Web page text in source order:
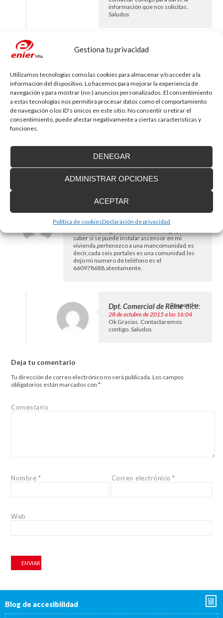
Gestiona tu privacidad
Utilizamos tecnologías como las cookies para almacenar y/o acceder a la
información del dispositivo. Lo hacemos para mejorar la experiencia de
navegación y para mostrar (no-) anuncios personalizados. El consentimiento
a estas tecnologías nos permitirá procesar datos como el comportamiento
de navegación o los ID's únicos en este sitio. No consentir o retirar el
consentimiento, puede afectar negativamente a ciertas características y
funciones.
ACEPTAR
DENEGAR
ADMINISTRAR OPCIONES
Política de cookiesDeclaración de privacidad
información que nos solicitas.
Saludos
Buenas tardes,necesito que ustedes se pongan
en contacto conmigo,para que me den
información para haber si se podría poner
ascensor en mi «Mancomunidad» si son tan
amables les dejo mi numero de teléfono es el
660978688 y mi nombre es Felisa,gracias.
Dpt. Comercial de Reine dice:
4 de febrero de 2016 a las 10:43
Responder
felisa dice:
10 de agosto de 2015 a las 17:14
saber si se puede instalar ascensor en mi
vivienda,pertenezco a una mancomunidad,es
decir,cada seis portales es una comunidad,les
dejo mi numero de teléfono es el
660978688,atentamente.
Responder
Dpt. Comercial de Reine dice:
28 de octubre de 2015 a las 16:04
Ok Gracias. Contactaremos
contigo. Saludos
Responder
Deja tu comentario
Tu dirección de correo electrónico no será publicada. Los campos
obligatorios están marcados con*
Comentario
Nombre * Correo electrónico*
Web
Blog de accesibilidad